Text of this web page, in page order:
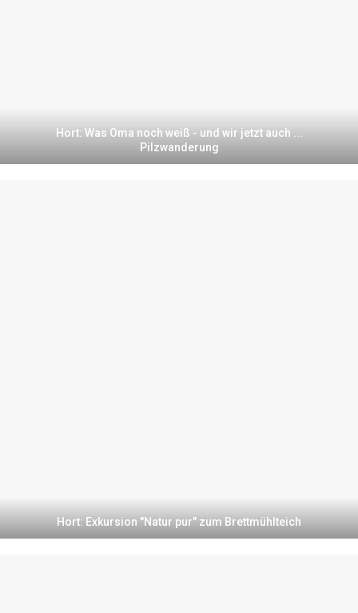
Hort: Was Oma noch weiß - und wir jetzt auch ...
Pilzwanderung
Hort: Exkursion "Natur pur" zum Brettmühlteich